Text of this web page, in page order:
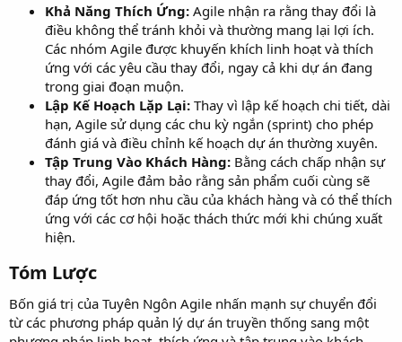
Khả Năng Thích Ứng: Agile nhận ra rằng thay đổi là
điều không thể tránh khỏi và thường mang lại lợi ích.
Các nhóm Agile được khuyến khích linh hoạt và thích
ứng với các yêu cầu thay đổi, ngay cả khi dự án đang
trong giai đoạn muộn.
Lập Kế Hoạch Lặp Lại: Thay vì lập kế hoạch chi tiết, dài
hạn, Agile sử dụng các chu kỳ ngắn (sprint) cho phép
đánh giá và điều chỉnh kế hoạch dự án thường xuyên.
Tập Trung Vào Khách Hàng: Bằng cách chấp nhận sự
thay đổi, Agile đảm bảo rằng sản phẩm cuối cùng sẽ
đáp ứng tốt hơn nhu cầu của khách hàng và có thể thích
ứng với các cơ hội hoặc thách thức mới khi chúng xuất
hiện.
Tóm Lược
Bốn giá trị của Tuyên Ngôn Agile nhấn mạnh sự chuyển đổi
từ các phương pháp quản lý dự án truyền thống sang một